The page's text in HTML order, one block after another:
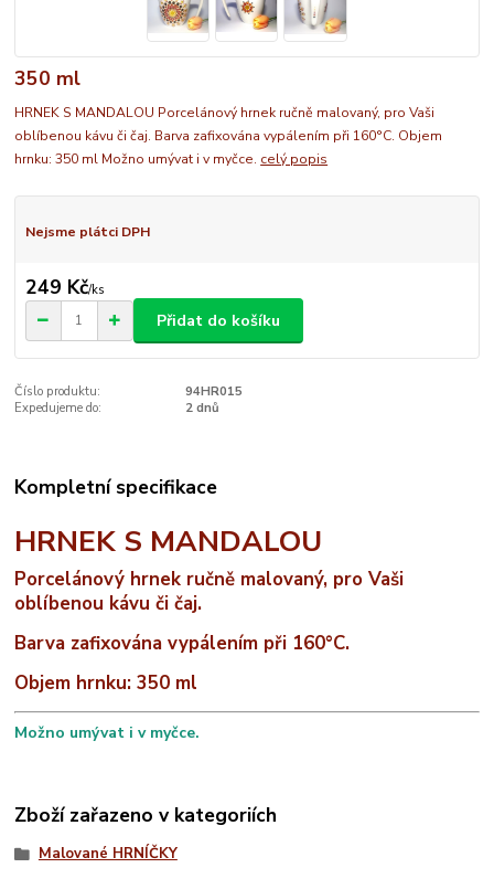
350 ml
HRNEK S MANDALOU Porcelánový hrnek ručně malovaný, pro Vaši
oblíbenou kávu či čaj. Barva zafixována vypálením při 160°C. Objem
hrnku: 350 ml Možno umývat i v myčce. celý popis
Nejsme plátci DPH
249 Kč/ks
Přidat do košíku
Číslo produktu:
94HR015
Expedujeme do:
2 dnů
Kompletní specifikace
HRNEK S MANDALOU
Porcelánový hrnek ručně malovaný, pro Vaši
oblíbenou kávu či čaj.
Barva zafixována vypálením při 160°C.
Objem hrnku: 350 ml
Možno umývat i v myčce.
Zboží zařazeno v kategoriích
Malované HRNÍČKY